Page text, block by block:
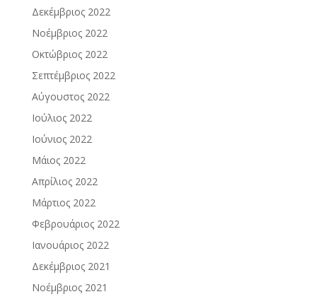
Δεκέμβριος 2022
Νοέμβριος 2022
Οκτώβριος 2022
Σεπτέμβριος 2022
Αύγουστος 2022
Ιούλιος 2022
Ιούνιος 2022
Μάιος 2022
Απρίλιος 2022
Μάρτιος 2022
Φεβρουάριος 2022
Ιανουάριος 2022
Δεκέμβριος 2021
Νοέμβριος 2021